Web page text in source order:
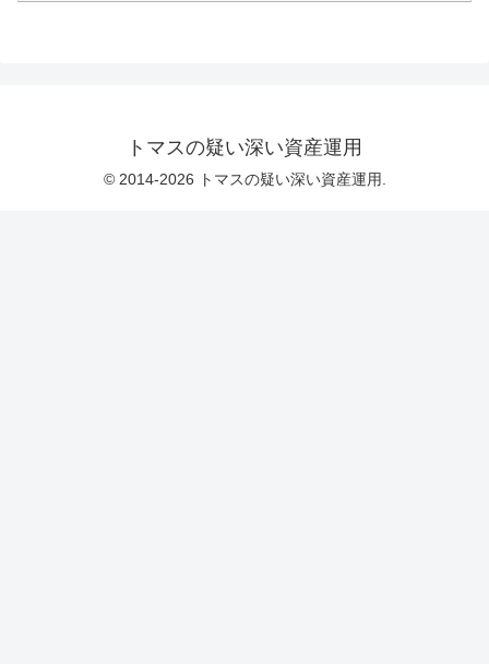
トマスの疑い深い資産運用
© 2014-2026 トマスの疑い深い資産運用.